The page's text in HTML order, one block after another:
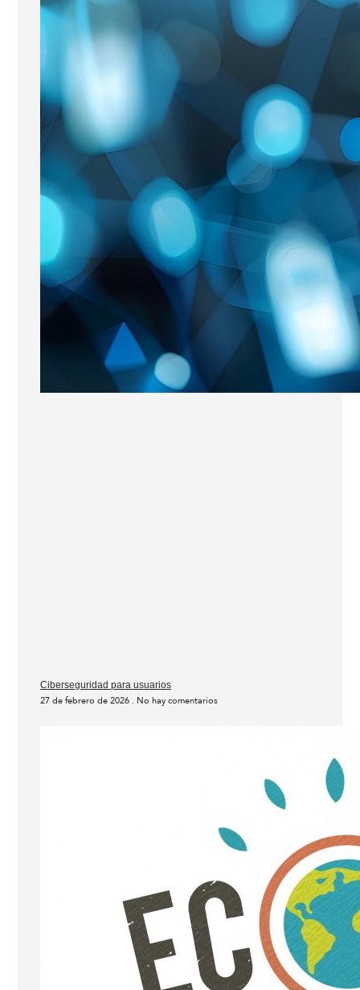
Ciberseguridad para usuarios
27 de febrero de 2026 No hay comentarios